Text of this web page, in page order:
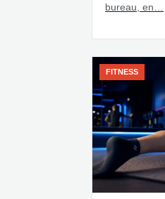
bureau, en…
FITNESS